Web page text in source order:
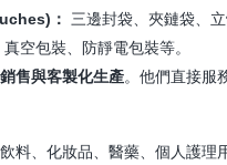
：
三邊封袋、夾鏈袋、
真空包裝、防靜電包裝等。
售與客製化生產。他們直接服
料、化妝品、醫藥、個人護理